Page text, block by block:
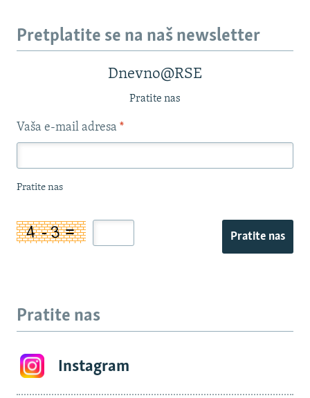
Pretplatite se na naš newsletter
Dnevno@RSE
Pratite nas
Vaša e-mail adresa *
Pratite nas
Pratite nas
Pratite nas
Instagram